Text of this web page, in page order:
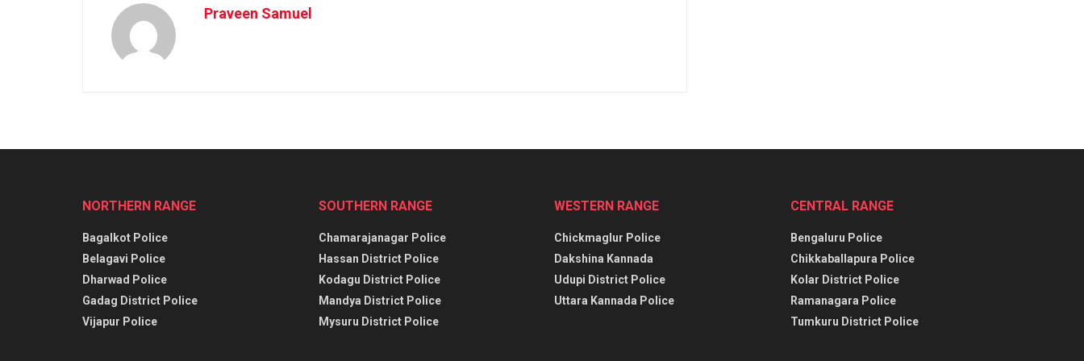
Praveen Samuel
NORTHERN RANGE
Bagalkot Police
Belagavi Police
Dharwad Police
Gadag District Police
Vijapur Police
SOUTHERN RANGE
Chamarajanagar Police
Hassan District Police
Kodagu District Police
Mandya District Police
Mysuru District Police
WESTERN RANGE
Chickmaglur Police
Dakshina Kannada
Udupi District Police
Uttara Kannada Police
CENTRAL RANGE
Bengaluru Police
Chikkaballapura Police
Kolar District Police
Ramanagara Police
Tumkuru District Police